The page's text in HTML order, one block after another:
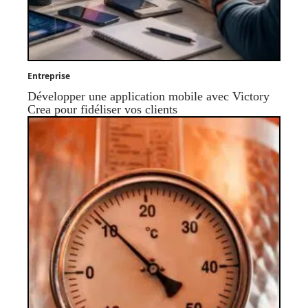
Entreprise
Développer une application mobile avec Victory
Crea pour fidéliser vos clients